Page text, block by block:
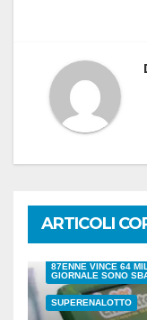
ARTICOLI
87ENNE VINCE 64
GIORNALE SONO
SUPERENALOTTO